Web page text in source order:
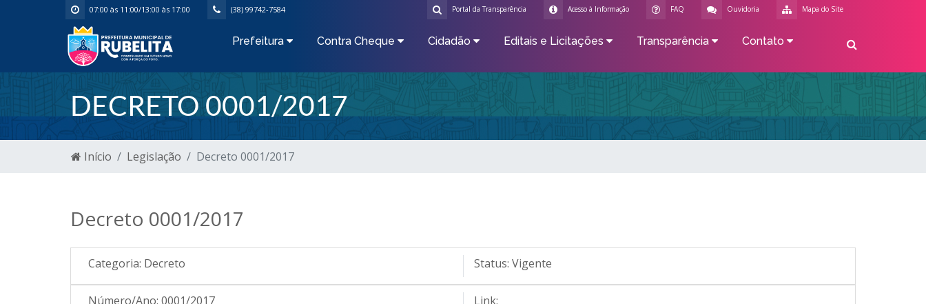
07:00 às 11:00/13:00 às 17:00 (38) 99742-7584 Mapa do Site
Ouvidoria
FAQ
Acesso à Informação
Portal da Transparência
Prefeitura Contra Cheque Cidadão Editais e Licitações Transparência Contato
DECRETO 0001/2017
Início Legislação Decreto 0001/2017
Decreto 0001/2017
Categoria: Decreto Status: Vigente
Número/Ano: 0001/2017 Link: